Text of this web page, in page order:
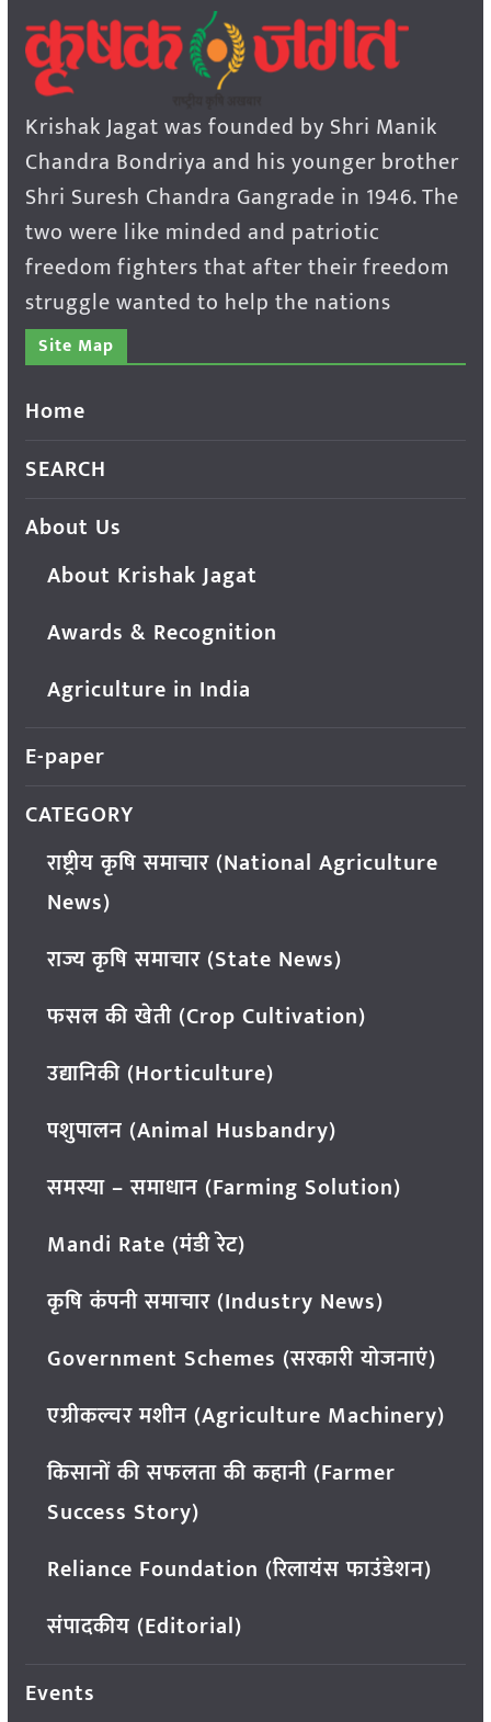
Krishak Jagat was founded by Shri Manik
Chandra Bondriya and his younger brother
Shri Suresh Chandra Gangrade in 1946. The
two were like minded and patriotic
freedom fighters that after their freedom
struggle wanted to help the nations
Site Map
Home
SEARCH
About Us
About Krishak Jagat
Awards & Recognition
Agriculture in India
E-paper
CATEGORY
राष्ट्रीय कृषि समाचार (National Agriculture
News)
राज्य कृषि समाचार (State News)
फसल की खेती (Crop Cultivation)
उद्यानिकी (Horticulture)
पशुपालन (Animal Husbandry)
समस्या – समाधान (Farming Solution)
Mandi Rate (मंडी रेट)
कृषि कंपनी समाचार (Industry News)
Government Schemes (सरकारी योजनाएं)
एग्रीकल्चर मशीन (Agriculture Machinery)
किसानों की सफलता की कहानी (Farmer
Success Story)
Reliance Foundation (रिलायंस फाउंडेशन)
संपादकीय (Editorial)
Events